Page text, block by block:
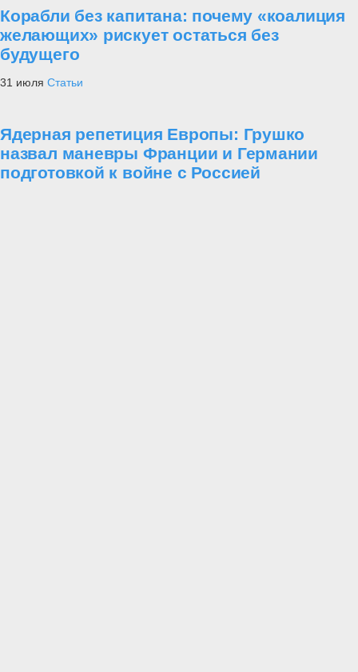
Корабли без капитана: почему «коалиция
желающих» рискует остаться без
будущего
31 июля Статьи
Ядерная репетиция Европы: Грушко
назвал маневры Франции и Германии
подготовкой к войне с Россией